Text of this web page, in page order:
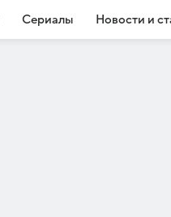
Сериалы Новости и